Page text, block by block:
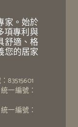
家。始於
項專利與
舒適、格
您的居家
83515601
一編號：
一編號：